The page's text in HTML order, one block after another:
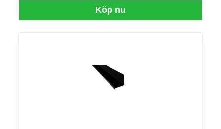
Köp nu